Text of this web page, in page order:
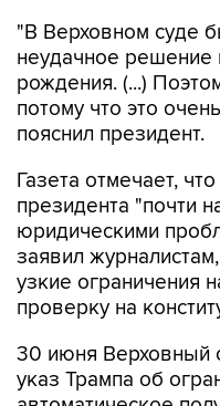
"В Верховном суде
неудачное решение
рождения. (...)
потому что это
пояснил президент.
Газета отмечает,
президента "почти
юридическими
заявил
узкие ограничения
проверку на
30 июня Верховный
указ Трампа об